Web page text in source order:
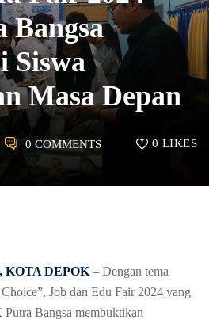
Bangsa
Siswa
Masa Depan
0 COMMENTS 0 LIKES
, KOTA DEPOK – Dengan tema
Job dan Edu Fair 2024 yang
Bangsa membuktikan